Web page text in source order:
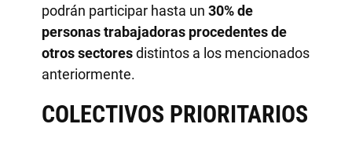
podrán participar hasta un 30% de
personas trabajadoras procedentes de
otros sectoresdistintos a los mencionados
anteriormente.
COLECTIVOS PRIORITARIOS